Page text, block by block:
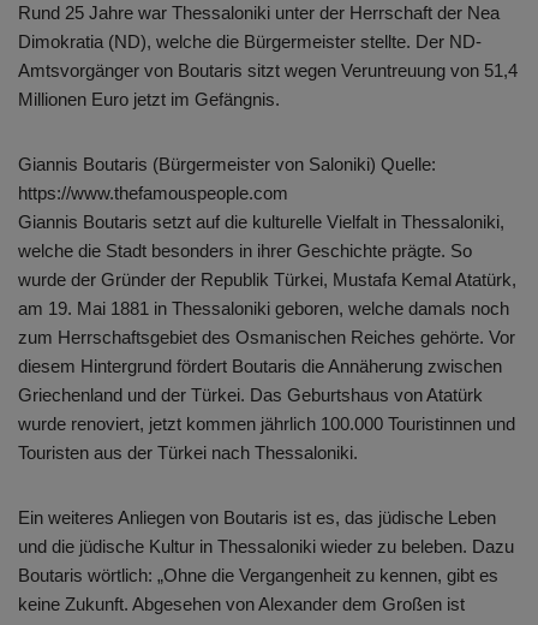
Rund 25 Jahre war Thessaloniki unter der Herrschaft der Nea
Dimokratia (ND), welche die Bürgermeister stellte. Der ND-
Amtsvorgänger von Boutaris sitzt wegen Veruntreuung von 51,4
Millionen Euro jetzt im Gefängnis.
Giannis Boutaris (Bürgermeister von Saloniki) Quelle:
https://www.thefamouspeople.com
Giannis Boutaris setzt auf die kulturelle Vielfalt in Thessaloniki,
welche die Stadt besonders in ihrer Geschichte prägte. So
wurde der Gründer der Republik Türkei, Mustafa Kemal Atatürk,
am 19. Mai 1881 in Thessaloniki geboren, welche damals noch
zum Herrschaftsgebiet des Osmanischen Reiches gehörte. Vor
diesem Hintergrund fördert Boutaris die Annäherung zwischen
Griechenland und der Türkei. Das Geburtshaus von Atatürk
wurde renoviert, jetzt kommen jährlich 100.000 Touristinnen und
Touristen aus der Türkei nach Thessaloniki.
Ein weiteres Anliegen von Boutaris ist es, das jüdische Leben
und die jüdische Kultur in Thessaloniki wieder zu beleben. Dazu
Boutaris wörtlich: „Ohne die Vergangenheit zu kennen, gibt es
keine Zukunft. Abgesehen von Alexander dem Großen ist